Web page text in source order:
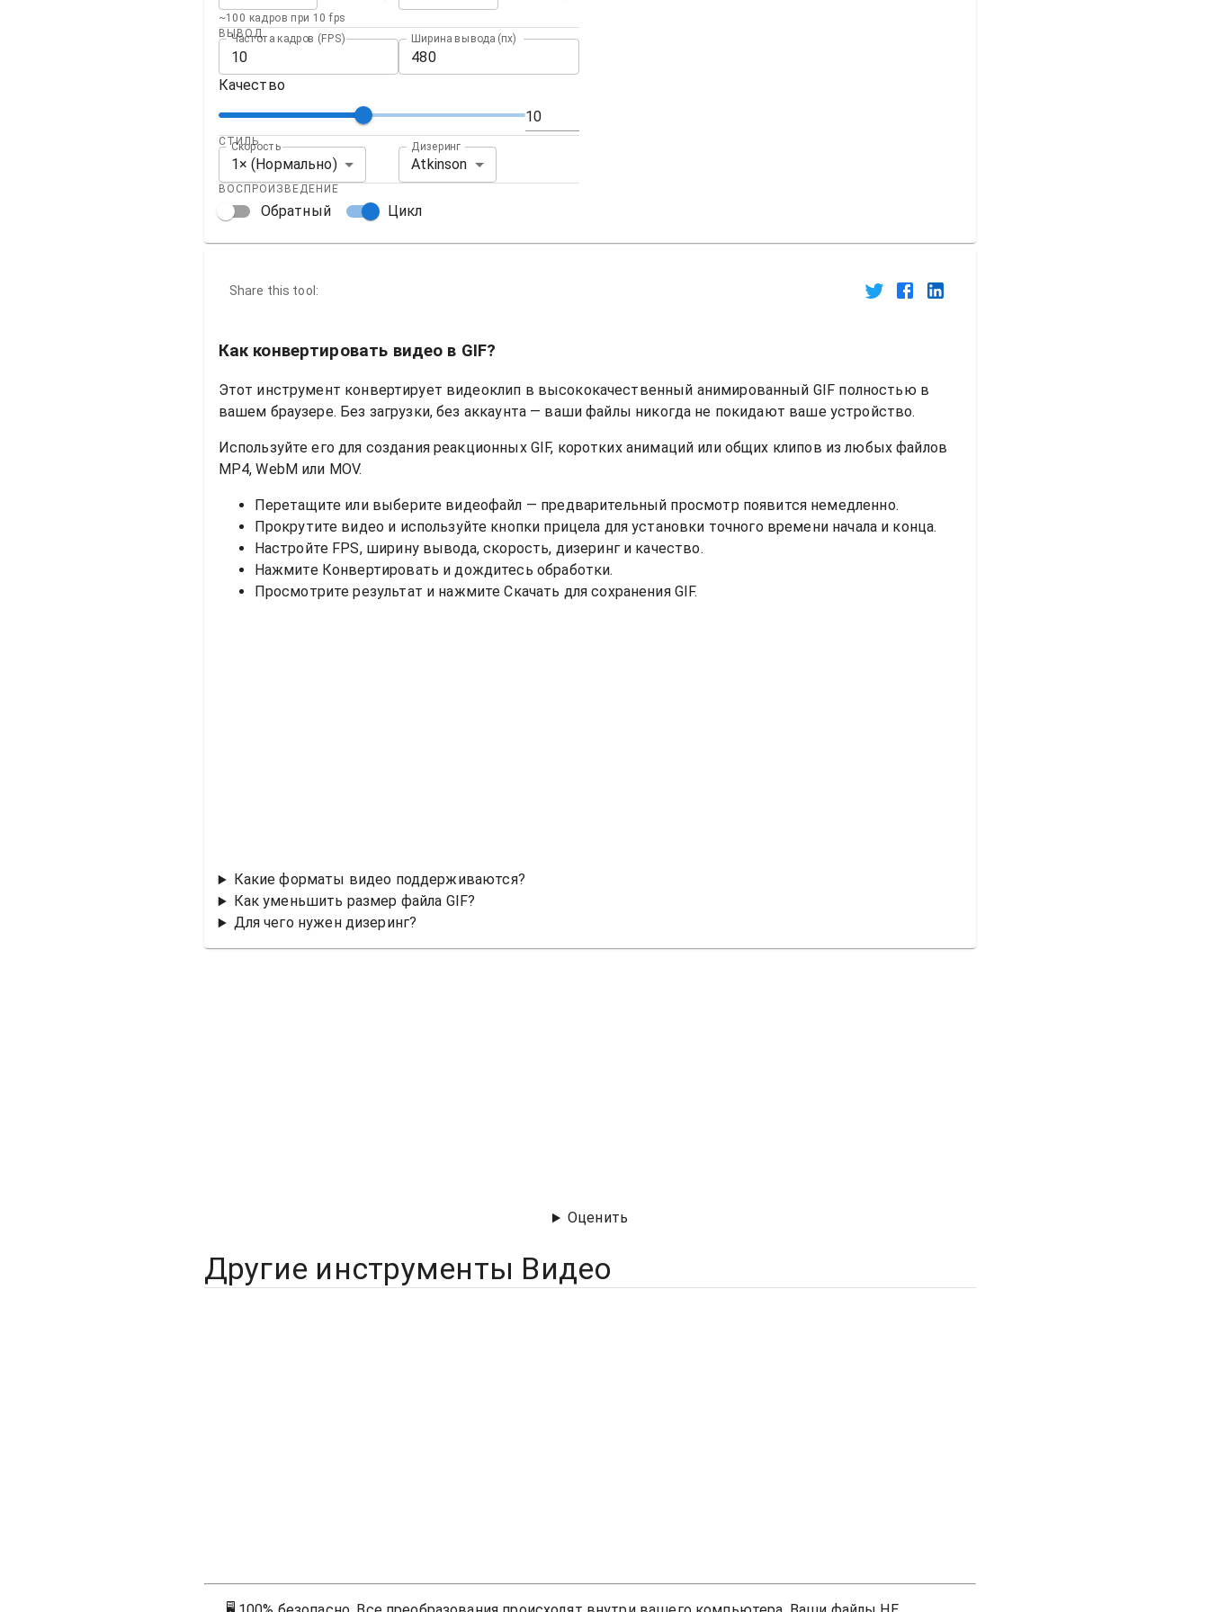
~100 кадров при 10 fps
ВЫВОД
Частота кадров (FPS) Ширина вывода (пx)
Качество
СТИЛЬ
Скорость
1× (Нормально)
Дизеринг
Atkinson
ВОСПРОИЗВЕДЕНИЕ
Обратный Цикл
Share this tool:
Как конвертировать видео в GIF?
Этот инструмент конвертирует видеоклип в высококачественный анимированный GIF полностью в
вашем браузере. Без загрузки, без аккаунта — ваши файлы никогда не покидают ваше устройство.
Используйте его для создания реакционных GIF, коротких анимаций или общих клипов из любых файлов
MP4, WebM или MOV.
Перетащите или выберите видеофайл — предварительный просмотр появится немедленно.
Прокрутите видео и используйте кнопки прицела для установки точного времени начала и конца.
Настройте FPS, ширину вывода, скорость, дизеринг и качество.
Нажмите Конвертировать и дождитесь обработки.
Просмотрите результат и нажмите Скачать для сохранения GIF.
Какие форматы видео поддерживаются?
Как уменьшить размер файла GIF?
Для чего нужен дизеринг?
Оценить
Другие инструменты Видео